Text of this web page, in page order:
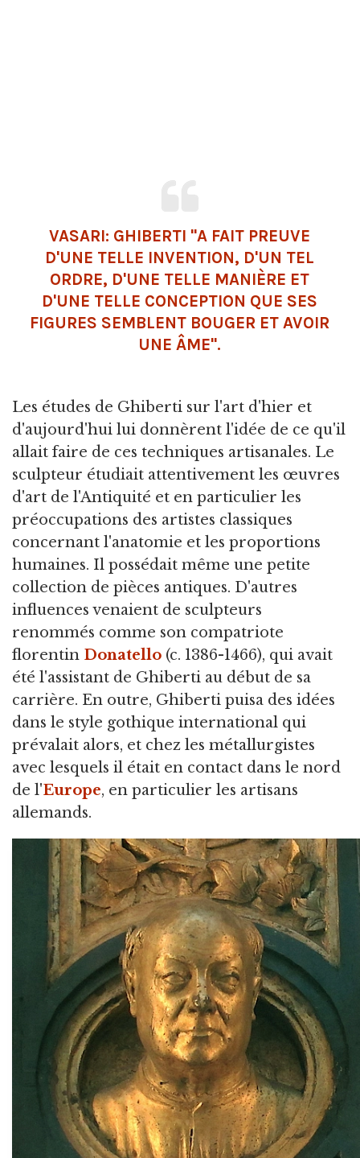
VASARI: GHIBERTI "A FAIT PREUVE
D'UNE TELLE INVENTION, D'UN TEL
ORDRE, D'UNE TELLE MANIÈRE ET
D'UNE TELLE CONCEPTION QUE SES
FIGURES SEMBLENT BOUGER ET AVOIR
UNE ÂME".
Les études de Ghiberti sur l'art d'hier et
d'aujourd'hui lui donnèrent l'idée de ce qu'il
allait faire de ces techniques artisanales. Le
sculpteur étudiait attentivement les œuvres
d'art de l'Antiquité et en particulier les
préoccupations des artistes classiques
concernant l'anatomie et les proportions
humaines. Il possédait même une petite
collection de pièces antiques. D'autres
influences venaient de sculpteurs
renommés comme son compatriote
florentin Donatello (c. 1386-1466), qui avait
été l'assistant de Ghiberti au début de sa
carrière. En outre, Ghiberti puisa des idées
dans le style gothique international qui
prévalait alors, et chez les métallurgistes
avec lesquels il était en contact dans le nord
de l'Europe, en particulier les artisans
allemands.